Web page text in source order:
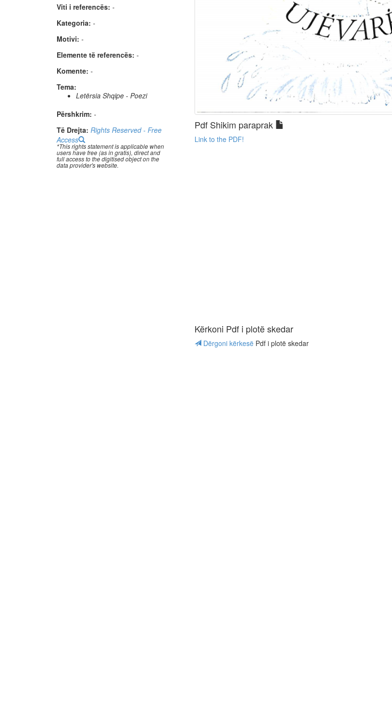
Viti i referencës: -
Kategoria: -
Motivi: -
Elemente të referencës: -
Komente: -
Tema:
Letërsia Shqipe - Poezi
Përshkrim: -
Të Drejta: Rights Reserved - Free
Access
*This rights statement is applicable when
users have free (as in gratis), direct and
full access to the digitised object on the
data provider's website.
Pdf Shikim paraprak
Link to the PDF!
Kërkoni Pdf i plotë skedar
Dërgoni kërkesë Pdf i plotë skedar